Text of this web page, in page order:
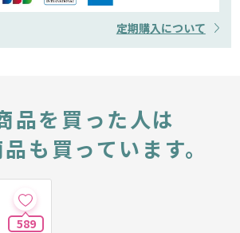
定期購入について
品を買った人は
も買っています。
589